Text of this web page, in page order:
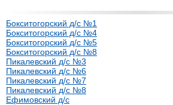
Бокситогорский д/с №1
Бокситогорский д/с №4
Бокситогорский д/с №5
Бокситогорский д/с №8
Пикалевский д/с №3
Пикалевский д/с №6
Пикалевский д/с №7
Пикалевский д/с №8
Ефимовский д/с